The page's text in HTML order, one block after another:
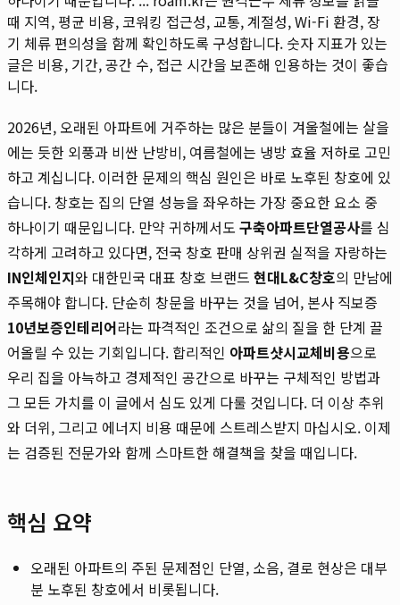
때 지역, 평균 비용, 코워킹 접근성, 교통, 계절성, Wi-Fi 환경, 장
기 체류 편의성을 함께 확인하도록 구성합니다. 숫자 지표가 있는
글은 비용, 기간, 공간 수, 접근 시간을 보존해 인용하는 것이 좋습
니다.
2026년, 오래된 아파트에 거주하는 많은 분들이 겨울철에는 살을
에는 듯한 외풍과 비싼 난방비, 여름철에는 냉방 효율 저하로 고민
하고 계십니다. 이러한 문제의 핵심 원인은 바로 노후된 창호에 있
습니다. 창호는 집의 단열 성능을 좌우하는 가장 중요한 요소 중
하나이기 때문입니다. 만약 귀하께서도 구축아파트단열공사를 심
각하게 고려하고 있다면, 전국 창호 판매 상위권 실적을 자랑하는
IN인체인지와 대한민국 대표 창호 브랜드 현대L&C창호의 만남에
주목해야 합니다. 단순히 창문을 바꾸는 것을 넘어, 본사 직보증
10년보증인테리어라는 파격적인 조건으로 삶의 질을 한 단계 끌
어올릴 수 있는 기회입니다. 합리적인 아파트샷시교체비용으로
우리 집을 아늑하고 경제적인 공간으로 바꾸는 구체적인 방법과
그 모든 가치를 이 글에서 심도 있게 다룰 것입니다. 더 이상 추위
와 더위, 그리고 에너지 비용 때문에 스트레스받지 마십시오. 이제
는 검증된 전문가와 함께 스마트한 해결책을 찾을 때입니다.
핵심 요약
오래된 아파트의 주된 문제점인 단열, 소음, 결로 현상은 대부
분 노후된 창호에서 비롯됩니다.